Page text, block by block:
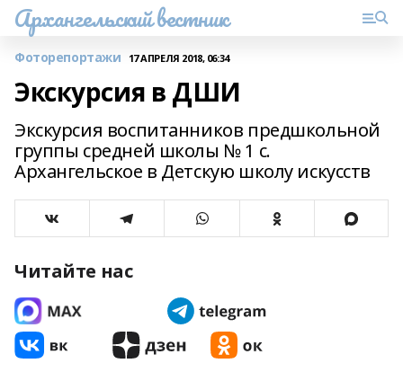
Архангельский вестник
Фоторепортажи 17 АПРЕЛЯ 2018, 06:34
Экскурсия в ДШИ
Экскурсия воспитанников предшкольной
группы средней школы № 1 с.
Архангельское в Детскую школу искусств
Читайте нас